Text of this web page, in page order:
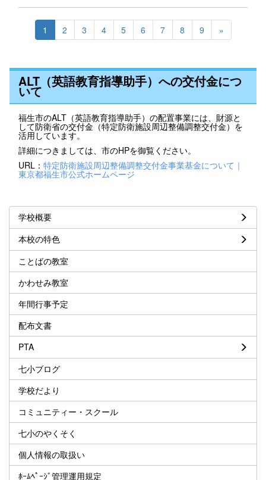
1 2 3 4 5 6 7 8 9 »
ALT（英語教育指導助手）への交付金につ
いて
福生市のALT（英語教育指導助手）の配置事業には、財源と
して防衛省の交付金（特定防衛施設周辺整備調整交付金）を
活用しています。
詳細につきましては、市のHPを御覧ください。
URL： 特定防衛施設周辺整備調整交付金事業基金について｜
東京都福生市公式ホームページ
学校概要
本校の特色
ことばの教室
かわせみ教室
年間行事予定
配布文書
PTA
七小ブログ
学校だより
コミュニティー・スクール
七小のやくそく
個人情報の取扱い
ﾎｰﾑﾍﾟｰｼﾞ管理運用規定